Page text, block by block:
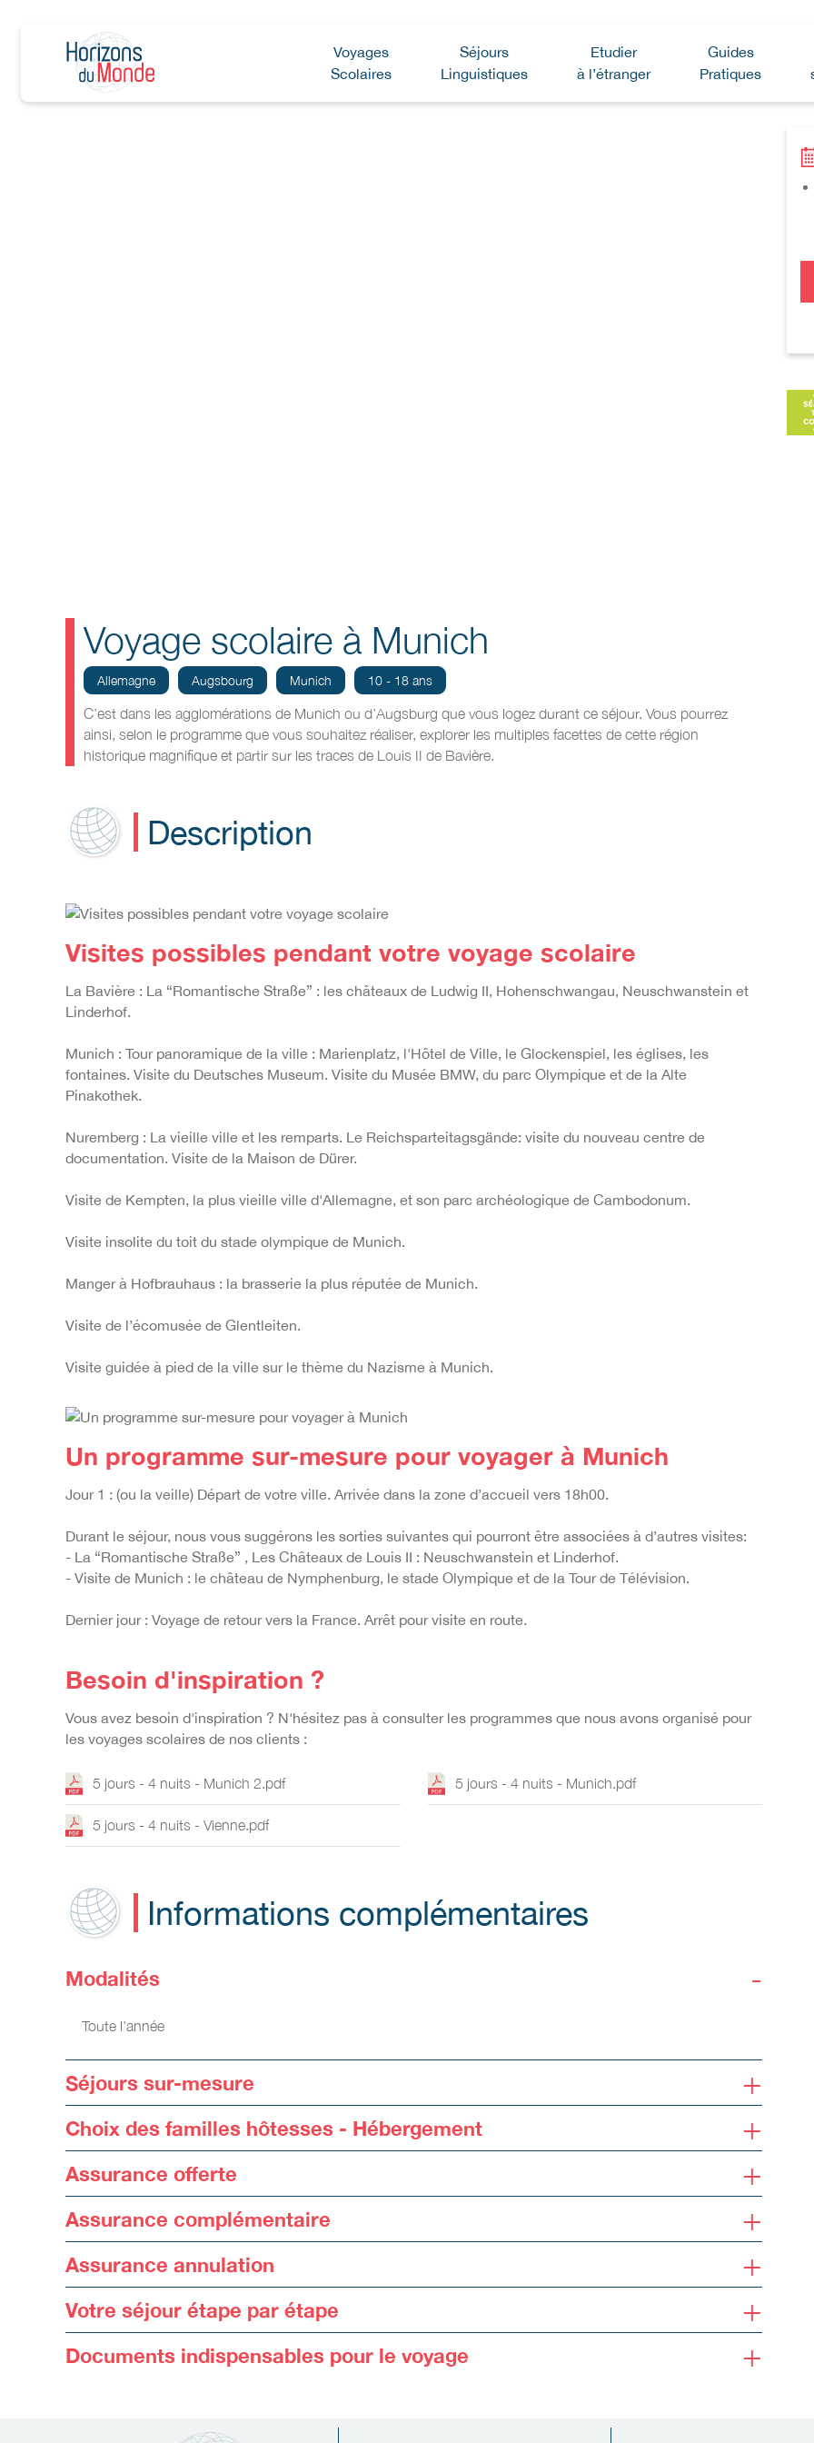
Voyages
Scolaires
Séjours
Linguistiques
Etudier
à l’étranger
Guides
Pratiques
Voyage scolaire à Munich
Allemagne Augsbourg Munich 10 - 18 ans
C’est dans les agglomérations de Munich ou d’Augsburg que vous logez durant ce séjour. Vous pourrez
ainsi, selon le programme que vous souhaitez réaliser, explorer les multiples facettes de cette région
historique magnifique et partir sur les traces de Louis II de Bavière.
Description
Visites possibles pendant votre voyage scolaire
La Bavière : La “Romantische Straße” : les châteaux de Ludwig II, Hohenschwangau, Neuschwanstein et
Linderhof.
Munich : Tour panoramique de la ville : Marienplatz, l'Hôtel de Ville, le Glockenspiel, les églises, les
fontaines. Visite du Deutsches Museum. Visite du Musée BMW, du parc Olympique et de la Alte
Pinakothek.
Nuremberg : La vieille ville et les remparts. Le Reichsparteitagsgände: visite du nouveau centre de
documentation. Visite de la Maison de Dürer.
Visite de Kempten, la plus vieille ville d'Allemagne, et son parc archéologique de Cambodonum.
Visite insolite du toit du stade olympique de Munich.
Manger à Hofbrauhaus : la brasserie la plus réputée de Munich.
Visite de l’écomusée de Glentleiten.
Visite guidée à pied de la ville sur le thème du Nazisme à Munich.
Un programme sur-mesure pour voyager à Munich
Jour 1 : (ou la veille) Départ de votre ville. Arrivée dans la zone d’accueil vers 18h00.
Durant le séjour, nous vous suggérons les sorties suivantes qui pourront être associées à d’autres visites:
- La “Romantische Straße” , Les Châteaux de Louis II : Neuschwanstein et Linderhof.
- Visite de Munich : le château de Nymphenburg, le stade Olympique et de la Tour de Télévision.
Dernier jour : Voyage de retour vers la France. Arrêt pour visite en route.
Besoin d'inspiration ?
Vous avez besoin d'inspiration ? N'hésitez pas à consulter les programmes que nous avons organisé pour
les voyages scolaires de nos clients :
5 jours - 4 nuits - Munich 2.pdf 5 jours - 4 nuits - Munich.pdf
5 jours - 4 nuits - Vienne.pdf
Informations complémentaires
Modalités -
Toute l'année
Séjours sur-mesure +
Choix des familles hôtesses - Hébergement +
Assurance offerte +
Assurance complémentaire +
Assurance annulation +
Votre séjour étape par étape +
Documents indispensables pour le voyage +